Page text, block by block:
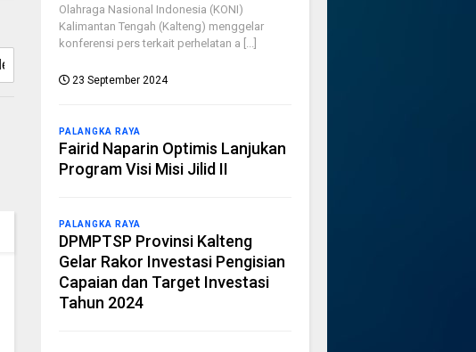
Olahraga Nasional Indonesia (KONI)
Kalimantan Tengah (Kalteng) menggelar
konferensi pers terkait perhelatan a [...]
23 September 2024
PALANGKA RAYA
Fairid Naparin Optimis Lanjukan
Program Visi Misi Jilid II
PALANGKA RAYA
DPMPTSP Provinsi Kalteng
Gelar Rakor Investasi Pengisian
Capaian dan Target Investasi
Tahun 2024